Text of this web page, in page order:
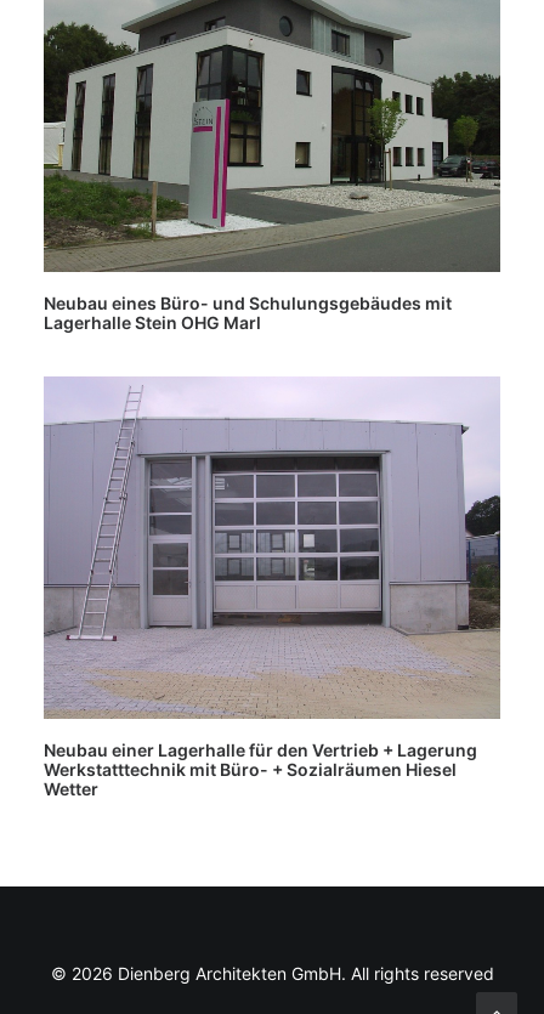
Neubau eines Büro- und Schulungsgebäudes mit
Lagerhalle Stein OHG Marl
Neubau einer Lagerhalle für den Vertrieb + Lagerung
Werkstatttechnik mit Büro- + Sozialräumen Hiesel
Wetter
© 2026 Dienberg Architekten GmbH. All rights reserved